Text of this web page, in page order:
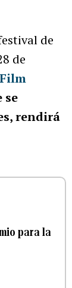
de
de
se
rendirá
para la